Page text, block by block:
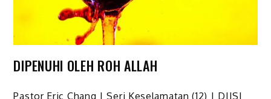
DIPENUHI OLEH ROH ALLAH
Pastor Eric Chang | Seri Keselamatan (12) | DIISI